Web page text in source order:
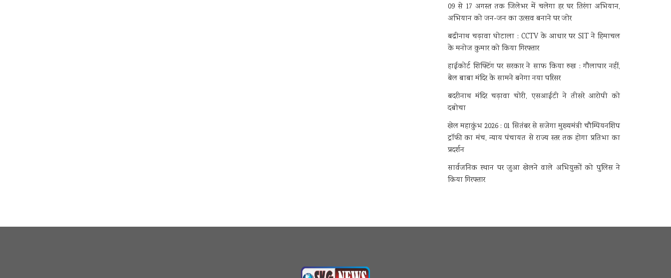
09 से 17 अगस्त तक जिलेभर में चलेगा हर घर तिरंगा अभियान,
अभियान को जन-जन का उत्सव बनाने पर जोर
बद्रीनाथ चढ़ावा घोटाला : CCTV के आधार पर SIT ने हिमाचल
के मनोज कुमार को किया गिरफ्तार
हाईकोर्ट शिफ्टिंग पर सरकार ने साफ किया रुख : गौलापार नहीं,
बेल बाबा मंदिर के सामने बनेगा नया परिसर
बदरीनाथ मंदिर चढ़ावा चोरी, एसआईटी ने तीसरे आरोपी को
दबोचा
खेल महाकुंभ 2026 : 01 सितंबर से सजेगा मुख्यमंत्री चौम्पियनशिप
ट्रॉफी का मंच, न्याय पंचायत से राज्य स्तर तक होगा प्रतिभा का
प्रदर्शन
सार्वजनिक स्थान पर जुआ खेलने वाले अभियुक्तों को पुलिस ने
किया गिरफ्तार